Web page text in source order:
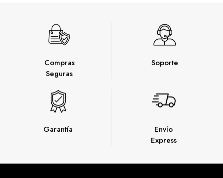
Garantía
Compras
Seguras
Envío
Express
Soporte